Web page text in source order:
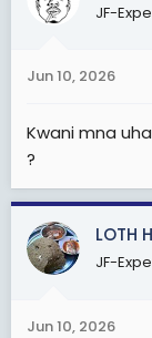
JF-
Jun 10, 2026
Kwani mna
?
LOTH
JF-
Jun 10, 2026